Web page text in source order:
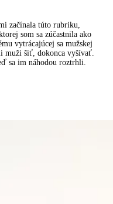
začínala túto rubriku,
som sa zúčastnila ako
vytrácajúcej sa mužskej
muži šiť, dokonca vyšívať.
sa im náhodou roztrhli.